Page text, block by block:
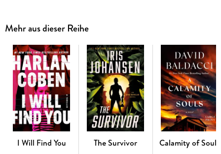
With time running out, Atlee and her assistant Carol Blum
race to Vincenzo's last known location in Trenton, New
Jersey-and unknowingly stumble straight into John Puller's
case, blowing his arrest during a drug ring investigation
involving a military installation.
Stunningly, Pine and Puller's joint investigation uncovers a
connection between Vincenzo's family and a breathtaking
scheme that strikes at the very heart of global democracy.
Peeling back the layers of deceit, lies and cover-ups, Atlee
finally discovers the truth about what happened to Mercy.
And that truth will shock Pine to her very core.
Mehr aus dieser Reihe
I Will Find You
The Survivor
Calamity of Souls